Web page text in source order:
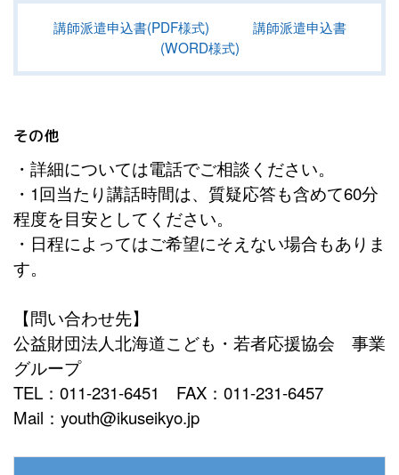
講師派遣申込書(PDF様式)
講師派遣申込書
(WORD様式)
その他
・詳細については電話でご相談ください。
・1回当たり講話時間は、質疑応答も含めて60分
程度を目安としてください。
・日程によってはご希望にそえない場合もありま
す。
【問い合わせ先】
公益財団法人北海道こども・若者応援協会 事業
グループ
TEL：011-231-6451 FAX：011-231-6457
Mail：youth@ikuseikyo.jp